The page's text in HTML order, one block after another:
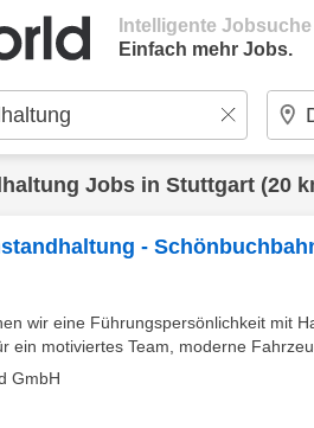
Intelligente Jobsuche
Einfach mehr Jobs.
Jobs in Stuttgart (20
-
wir eine Führungspersönlichkeit mit
ein motiviertes Team, moderne
GmbH